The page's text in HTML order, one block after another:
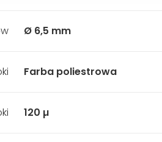
Ø 6,5 mm
Farba poliestrowa
120 µ